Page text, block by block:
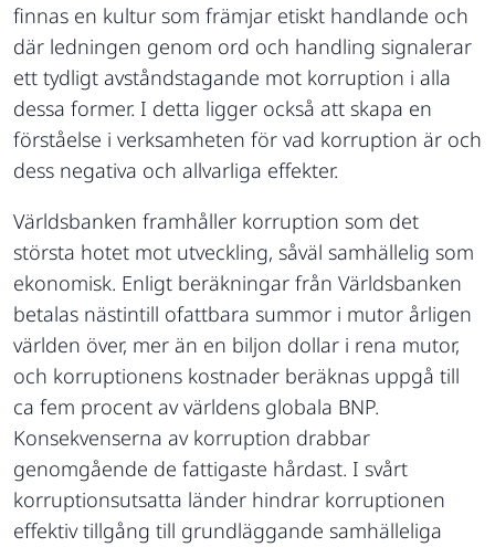
finnas en kultur som främjar etiskt handlande och
där ledningen genom ord och handling signalerar
ett tydligt avståndstagande mot korruption i alla
dessa former. I detta ligger också att skapa en
förståelse i verksamheten för vad korruption är och
dess negativa och allvarliga effekter.
Världsbanken framhåller korruption som det
största hotet mot utveckling, såväl samhällelig som
ekonomisk. Enligt beräkningar från Världsbanken
betalas nästintill ofattbara summor i mutor årligen
världen över, mer än en biljon dollar i rena mutor,
och korruptionens kostnader beräknas uppgå till
ca fem procent av världens globala BNP.
Konsekvenserna av korruption drabbar
genomgående de fattigaste hårdast. I svårt
korruptionsutsatta länder hindrar korruptionen
effektiv tillgång till grundläggande samhälleliga